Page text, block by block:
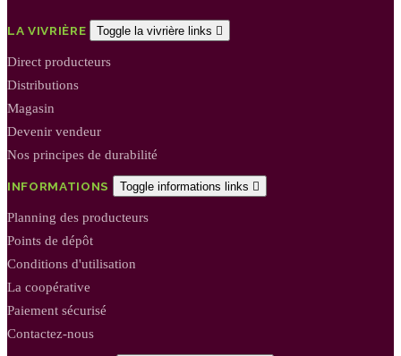
LA VIVRIÈRE Toggle la vivrière links 
Direct producteurs
Distributions
Magasin
Devenir vendeur
Nos principes de durabilité
INFORMATIONS Toggle informations links 
Planning des producteurs
Points de dépôt
Conditions d'utilisation
La coopérative
Paiement sécurisé
Contactez-nous